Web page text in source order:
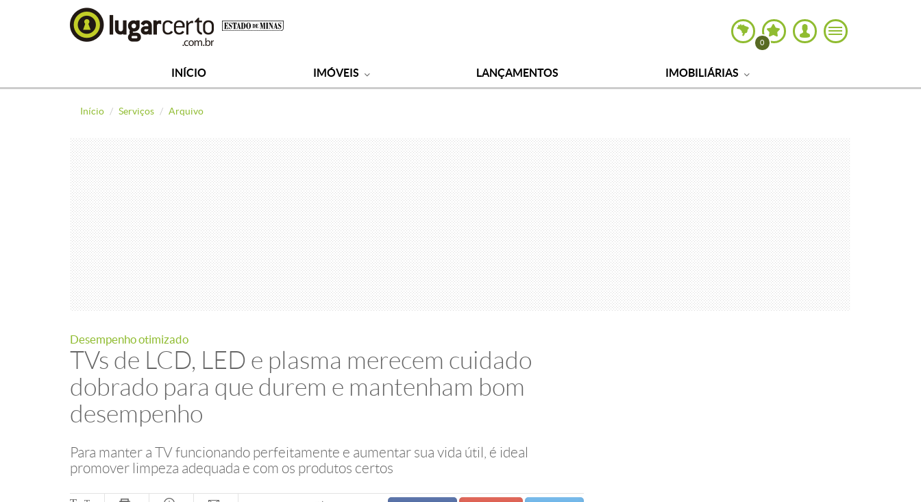
0
INÍCIO IMÓVEIS LANÇAMENTOS IMOBILIÁRIAS
Início Serviços Arquivo
Desempenho otimizado
TVs de LCD, LED e plasma merecem cuidado
dobrado para que durem e mantenham bom
desempenho
Para manter a TV funcionando perfeitamente e aumentar sua vida útil, é ideal
promover limpeza adequada e com os produtos certos